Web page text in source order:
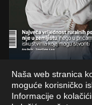
PRETPLATI SE
Naša web stranica
moguće korisničko
Informacije o